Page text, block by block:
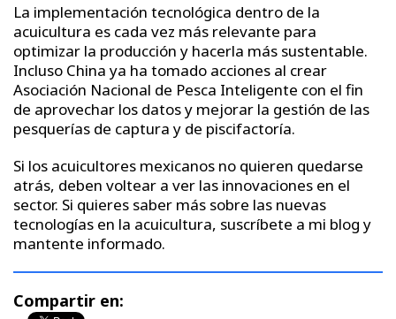
La implementación tecnológica dentro de la
acuicultura es cada vez más relevante para
optimizar la producción y hacerla más sustentable.
Incluso China ya ha tomado acciones al crear
Asociación Nacional de Pesca Inteligente con el fin
de aprovechar los datos y mejorar la gestión de las
pesquerías de captura y de piscifactoría.
Si los acuicultores mexicanos no quieren quedarse
atrás, deben voltear a ver las innovaciones en el
sector. Si quieres saber más sobre las nuevas
tecnologías en la acuicultura, suscríbete a mi blog y
mantente informado.
Compartir en: